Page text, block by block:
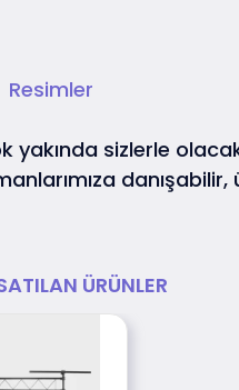
Resimler
yakında sizlerle
ÜRÜNLER